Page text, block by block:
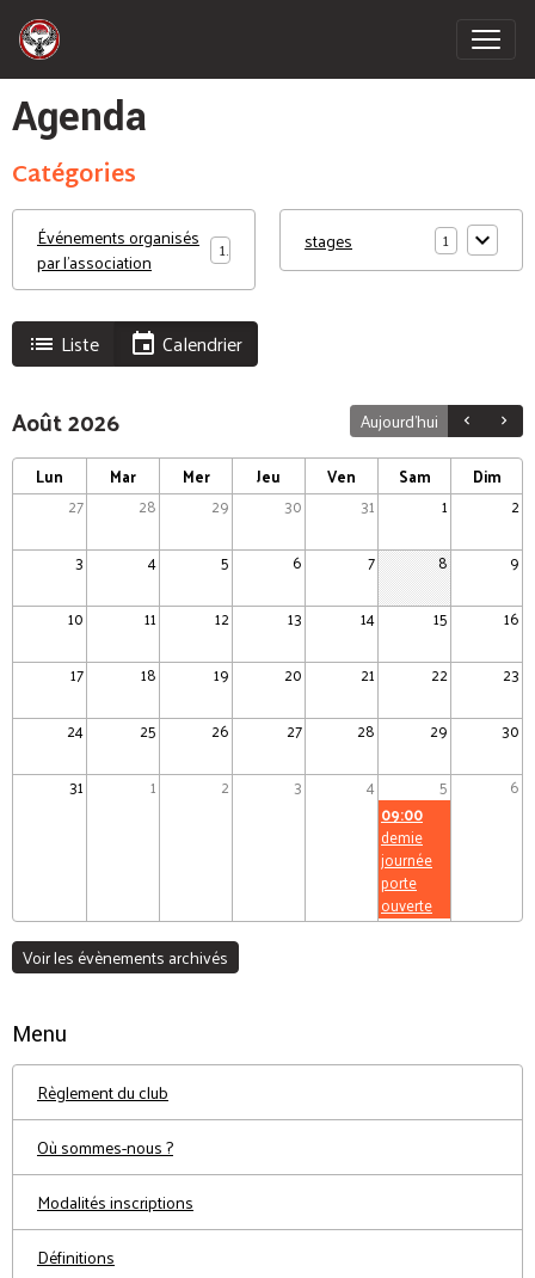
Agenda
Catégories
Événements organisés
par l'association
1 stages 1
Liste Calendrier
Août 2026 Aujourd'hui
09:00
demie
journée
porte
ouverte
Lun Mar Mer Jeu Ven Sam
Dim
27
28 29 30 31 1 2
3 4 5 6 7 8 9
10 11 12 13 14 15 16
17 18 19 20 21 22 23
24 25 26 27 28 29 30
31 1 2 3 4 5 6
Voir les évènements archivés
Menu
Règlement du club
Où sommes-nous ?
Modalités inscriptions
Définitions